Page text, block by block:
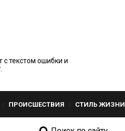
текстом ошибки и
ПРОИСШЕСТВИЯ СТИЛЬ ЖИЗНИ